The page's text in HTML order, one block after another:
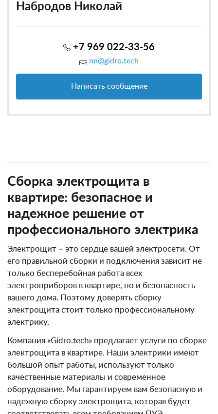
Набродов Николай
+7 969 022-33-56
nn@gidro.tech
Написать сообщение
Сборка электрощита в
квартире: безопасное и
надежное решение от
профессионального электрика
Электрощит – это сердце вашей электросети. От
его правильной сборки и подключения зависит не
только бесперебойная работа всех
электроприборов в квартире, но и безопасность
вашего дома. Поэтому доверять сборку
электрощита стоит только профессиональному
электрику.
Компания «Gidro.tech» предлагает услуги по сборке
электрощита в квартире. Наши электрики имеют
большой опыт работы, используют только
качественные материалы и современное
оборудование. Мы гарантируем вам безопасную и
надежную сборку электрощита, которая будет